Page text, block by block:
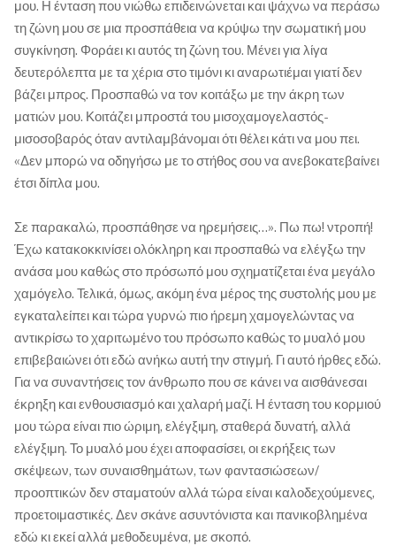
μου. Η ένταση που νιώθω επιδεινώνεται και ψάχνω να περάσω
τη ζώνη μου σε μια προσπάθεια να κρύψω την σωματική μου
συγκίνηση. Φοράει κι αυτός τη ζώνη του. Μένει για λίγα
δευτερόλεπτα με τα χέρια στο τιμόνι κι αναρωτιέμαι γιατί δεν
βάζει μπρος. Προσπαθώ να τον κοιτάξω με την άκρη των
ματιών μου. Κοιτάζει μπροστά του μισοχαμογελαστός-
μισοσοβαρός όταν αντιλαμβάνομαι ότι θέλει κάτι να μου πει.
«Δεν μπορώ να οδηγήσω με το στήθος σου να ανεβοκατεβαίνει
έτσι δίπλα μου.
Σε παρακαλώ, προσπάθησε να ηρεμήσεις…». Πω πω! ντροπή!
Έχω κατακοκκινίσει ολόκληρη και προσπαθώ να ελέγξω την
ανάσα μου καθώς στο πρόσωπό μου σχηματίζεται ένα μεγάλο
χαμόγελο. Τελικά, όμως, ακόμη ένα μέρος της συστολής μου με
εγκαταλείπει και τώρα γυρνώ πιο ήρεμη χαμογελώντας να
αντικρίσω το χαριτωμένο του πρόσωπο καθώς το μυαλό μου
επιβεβαιώνει ότι εδώ ανήκω αυτή την στιγμή. Γι αυτό ήρθες εδώ.
Για να συναντήσεις τον άνθρωπο που σε κάνει να αισθάνεσαι
έκρηξη και ενθουσιασμό και χαλαρή μαζί. Η ένταση του κορμιού
μου τώρα είναι πιο ώριμη, ελέγξιμη, σταθερά δυνατή, αλλά
ελέγξιμη. Το μυαλό μου έχει αποφασίσει, οι εκρήξεις των
σκέψεων, των συναισθημάτων, των φαντασιώσεων/
προοπτικών δεν σταματούν αλλά τώρα είναι καλοδεχούμενες,
προετοιμαστικές. Δεν σκάνε ασυντόνιστα και πανικοβλημένα
εδώ κι εκεί αλλά μεθοδευμένα, με σκοπό.